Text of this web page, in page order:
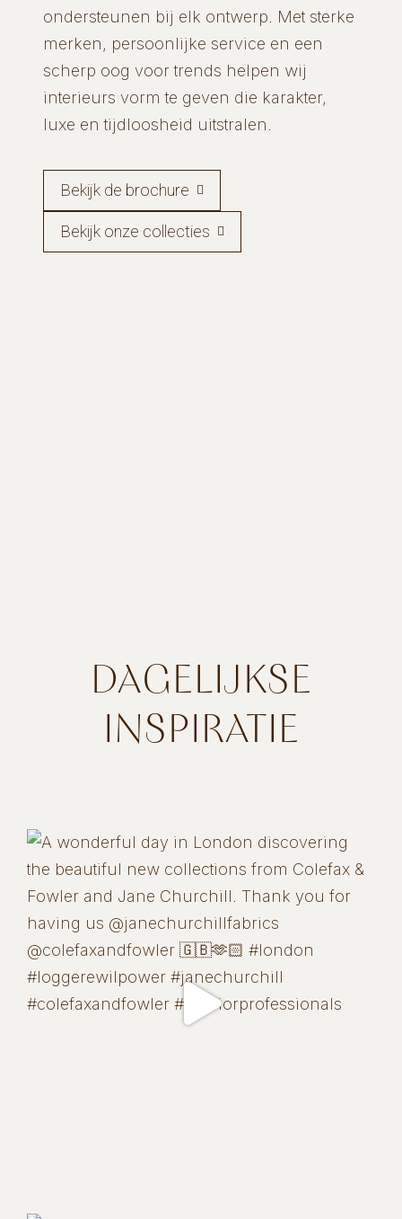
ondersteunen bij elk ontwerp. Met sterke
merken, persoonlijke service en een
scherp oog voor trends helpen wij
interieurs vorm te geven die karakter,
luxe en tijdloosheid uitstralen.
Bekijk de brochure
Bekijk onze collecties
DAGELIJKSE
INSPIRATIE